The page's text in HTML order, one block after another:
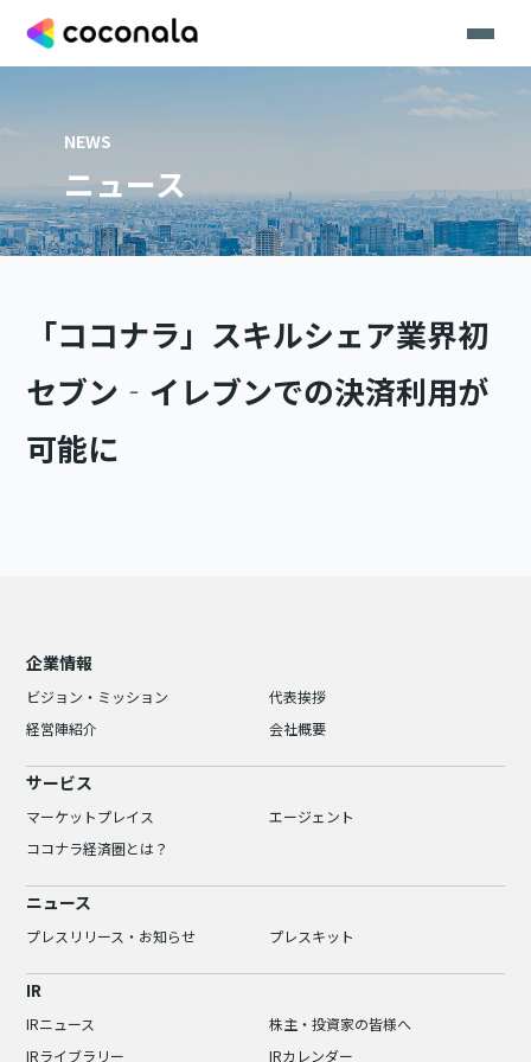
NEWS
ニュース
「ココナラ」スキルシェア業界初
セブン‐イレブンでの決済利用が
可能に
企業情報
ビジョン・ミッション
代表挨拶
経営陣紹介
会社概要
サービス
マーケットプレイス
エージェント
ココナラ経済圏とは？
ニュース
プレスリリース・お知らせ プレスキット
IR
IRニュース
株主・投資家の皆様へ
IRライブラリー
IRカレンダー